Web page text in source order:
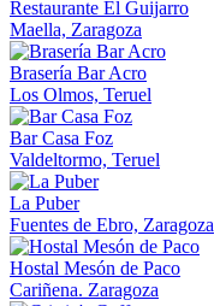
Restaurante El Guijarro
Maella, Zaragoza
Brasería Bar Acro
Los Olmos, Teruel
Bar Casa Foz
Valdeltormo, Teruel
La Puber
Fuentes de Ebro, Zaragoza
Hostal Mesón de Paco
Cariñena. Zaragoza